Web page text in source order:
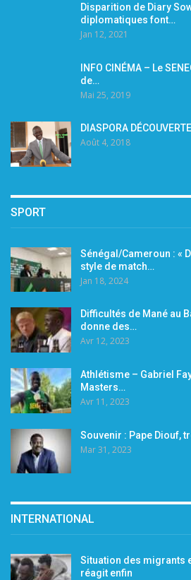
Disparition de Diary
diplomatiques font…
Jan 12, 2021
INFO CINÉMA – Le
de…
Mai 25, 2019
DIASPORA DÉCOUVERTE
Août 4, 2018
SPORT
Sénégal/Cameroun : «
style de match…
Jan 18, 2024
Difficultés de Mané au
donne des…
Avr 12, 2023
Athlétisme – Gabriel
Masters…
Avr 11, 2023
Souvenir : Pape Diouf,
Mar 31, 2023
INTERNATIONAL
Situation des migrants
réagit enfin